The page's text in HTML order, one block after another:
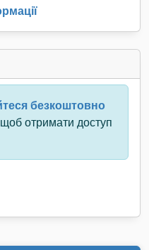
безкоштовно
щоб отримати доступ